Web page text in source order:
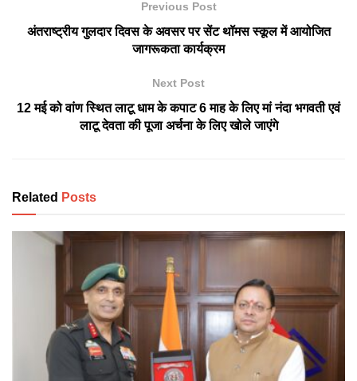
Previous Post
अंतराष्ट्रीय गुलदार दिवस के अवसर पर सेंट थॉमस स्कूल में आयोजित
जागरूकता कार्यक्रम
Next Post
12 मई को वांण स्थित लाटू धाम के कपाट 6 माह के लिए मां नंदा भगवती एवं
लाटू देवता की पूजा अर्चना के लिए खोले जाएंगे
Related Posts